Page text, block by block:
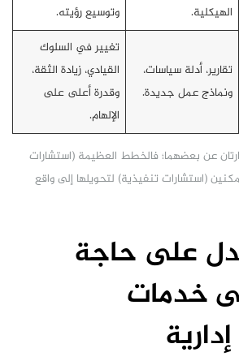
الهيكلية.
وتوسيع رؤيته.
تقارير، أدلة سياسات،
ونماذج عمل جديدة.
تغيير في السلوك
القيادي، زيادة الثقة،
وقدرة أعلى على
الإلهام.
عن بعضهما؛ فالخطط العظيمة (استشارات
(استشارات تنفيذية) لتحويلها إلى واقع
على حاجة
خدمات